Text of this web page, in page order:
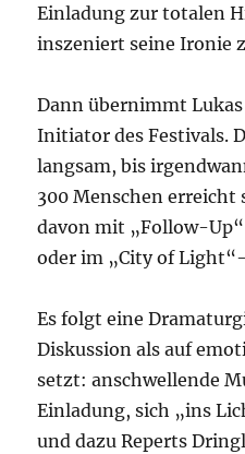
Einladung zur totalen
inszeniert seine Ironie
Dann übernimmt
Initiator des Festivals.
langsam, bis
300 Menschen erreicht
davon mit „Follow-
oder im „City of
Es folgt eine
Diskussion als auf
setzt: anschwellende
Einladung, sich „ins
und dazu Reperts